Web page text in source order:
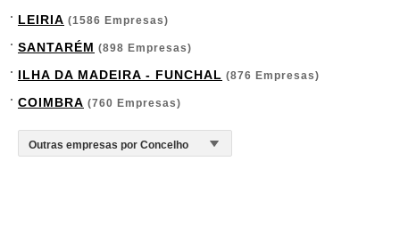
LEIRIA (1586 Empresas)
SANTARÉM (898 Empresas)
ILHA DA MADEIRA - FUNCHAL (876 Empresas)
COIMBRA (760 Empresas)